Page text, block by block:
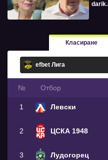
Класиране
№ Oтбор
1 Левски
2 ЦСКА 1948
3 Лудогорец